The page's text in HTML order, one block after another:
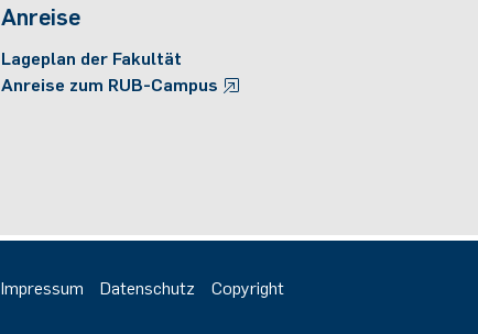
Anreise
Lageplan der Fakultät
Anreise zum RUB-Campus
Impressum Datenschutz Copyright